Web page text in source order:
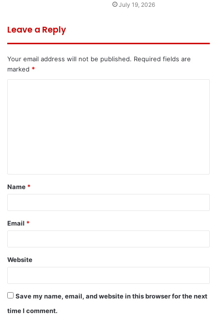
July 19, 2026
Leave a Reply
Your email address will not be published. Required fields are
marked *
t
*
Name *
Email *
Website
Save my name, email, and website in this browser for the next
time I comment.